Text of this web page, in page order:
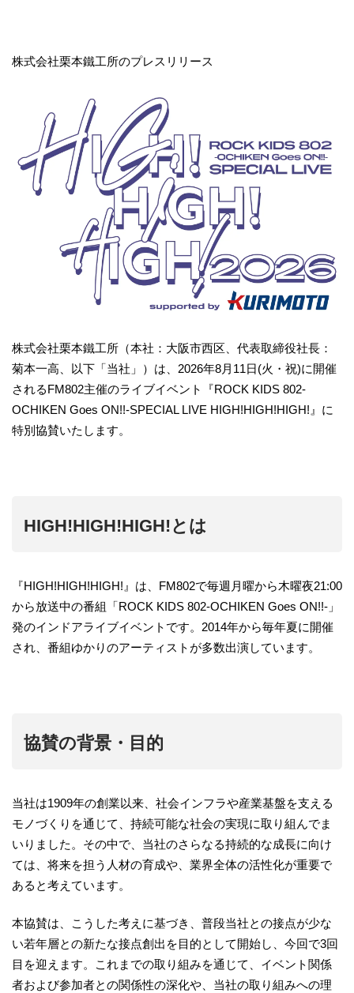
株式会社栗本鐵工所のプレスリリース
株式会社栗本鐵工所（本社：大阪市西区、代表取締役社長：
菊本一高、以下「当社」）は、2026年8月11日(火・祝)に開催
されるFM802主催のライブイベント『ROCK KIDS 802-
OCHIKEN Goes ON!!-SPECIAL LIVE HIGH!HIGH!HIGH!』に
特別協賛いたします。
HIGH!HIGH!HIGH!とは
『HIGH!HIGH!HIGH!』は、FM802で毎週月曜から木曜夜21:00
から放送中の番組「ROCK KIDS 802-OCHIKEN Goes ON!!-」
発のインドアライブイベントです。2014年から毎年夏に開催
され、番組ゆかりのアーティストが多数出演しています。
協賛の背景・目的
当社は1909年の創業以来、社会インフラや産業基盤を支える
モノづくりを通じて、持続可能な社会の実現に取り組んでま
いりました。その中で、当社のさらなる持続的な成長に向け
ては、将来を担う人材の育成や、業界全体の活性化が重要で
あると考えています。
本協賛は、こうした考えに基づき、普段当社との接点が少な
い若年層との新たな接点創出を目的として開始し、今回で3回
目を迎えます。これまでの取り組みを通じて、イベント関係
者および参加者との関係性の深化や、当社の取り組みへの理